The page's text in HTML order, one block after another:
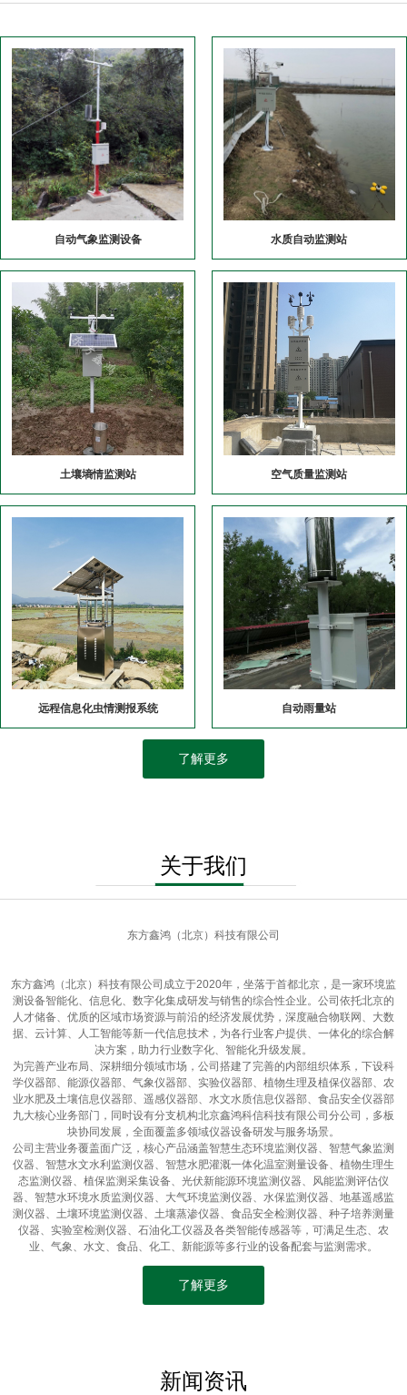
自动气象监测设备 水质自动监测站
土壤墒情监测站 空气质量监测站
远程信息化虫情测报系统 自动雨量站
了解更多
关于我们
东方鑫鸿（北京）科技有限公司
东方鑫鸿（北京）科技有限公司成立于2020年，坐落于首都北京，是一家环境监
测设备智能化、信息化、数字化集成研发与销售的综合性企业。公司依托北京的
人才储备、优质的区域市场资源与前沿的经济发展优势，深度融合物联网、大数
据、云计算、人工智能等新一代信息技术，为各行业客户提供、一体化的综合解
决方案，助力行业数字化、智能化升级发展。
为完善产业布局、深耕细分领域市场，公司搭建了完善的内部组织体系，下设科
学仪器部、能源仪器部、气象仪器部、实验仪器部、植物生理及植保仪器部、农
业水肥及土壤信息仪器部、遥感仪器部、水文水质信息仪器部、食品安全仪器部
九大核心业务部门，同时设有分支机构北京鑫鸿科信科技有限公司分公司，多板
块协同发展，全面覆盖多领域仪器设备研发与服务场景。
公司主营业务覆盖面广泛，核心产品涵盖智慧生态环境监测仪器、智慧气象监测
仪器、智慧水文水利监测仪器、智慧水肥灌溉一体化温室测量设备、植物生理生
态监测仪器、植保监测采集设备、光伏新能源环境监测仪器、风能监测评估仪
器、智慧水环境水质监测仪器、大气环境监测仪器、水保监测仪器、地基遥感监
测仪器、土壤环境监测仪器、土壤蒸渗仪器、食品安全检测仪器、种子培养测量
仪器、实验室检测仪器、石油化工仪器及各类智能传感器等，可满足生态、农
业、气象、水文、食品、化工、新能源等多行业的设备配套与监测需求。
了解更多
新闻资讯